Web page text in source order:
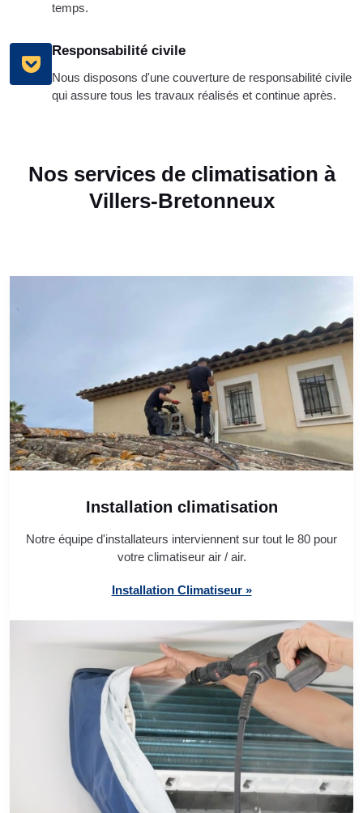
temps.
Responsabilité civile
Nous disposons d'une couverture de responsabilité civile
qui assure tous les travaux réalisés et continue après.
Nos services de climatisation à
Villers-Bretonneux
Installation climatisation
Notre équipe d'installateurs interviennent sur tout le 80 pour
votre climatiseur air / air.
Installation Climatiseur »